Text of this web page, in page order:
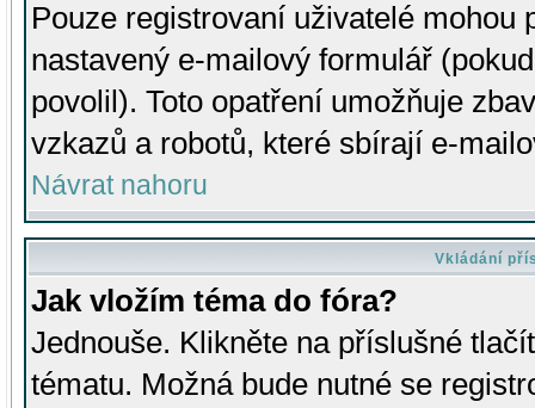
Pouze registrovaní uživatelé mohou
nastavený e-mailový formulář
povolil). Toto opatření umožňuje
vzkazů a robotů, které sbírají e-
Návrat nahoru
Vkládání
Jak vložím téma do fóra?
Jednouše. Klikněte na příslušné
tématu. Možná bude nutné se